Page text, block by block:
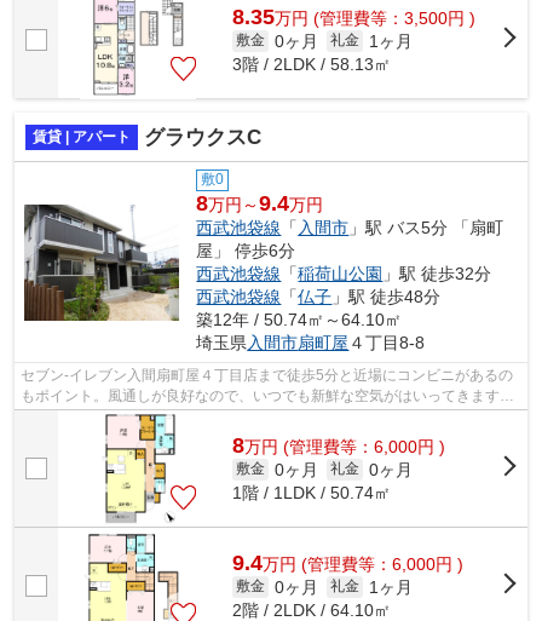
8.35万円 (管理費等：3,500円 )
敷金 0ヶ月 礼金
1ヶ月
3階 / 2LDK / 58.13㎡
賃貸 | アパート グラウクスC
敷0
8万円～9.4万円
西武池袋線 「 入間市 」駅 バス5分 「扇町
屋」 停歩6分
西武池袋線 「稲荷山公園 」駅 徒歩32分
西武池袋線 「仏子 」駅 徒歩48分
築12年 / 50.74㎡～64.10㎡
埼玉県 入間市扇町屋 ４丁目8-8
セブン-イレブン入間扇町屋４丁目店まで徒歩5分と近場にコンビニがあるの
もポイント。風通しが良好なので、いつでも新鮮な空気がはいってきます。
こちらの物件はアパートです。ネット...
8万円 (管理費等：6,000円 )
敷金 0ヶ月 礼金 0ヶ月
1階 / 1LDK / 50.74㎡
9.4万円 (管理費等：6,000円 )
敷金 0ヶ月 礼金
1ヶ月
2階 / 2LDK / 64.10㎡